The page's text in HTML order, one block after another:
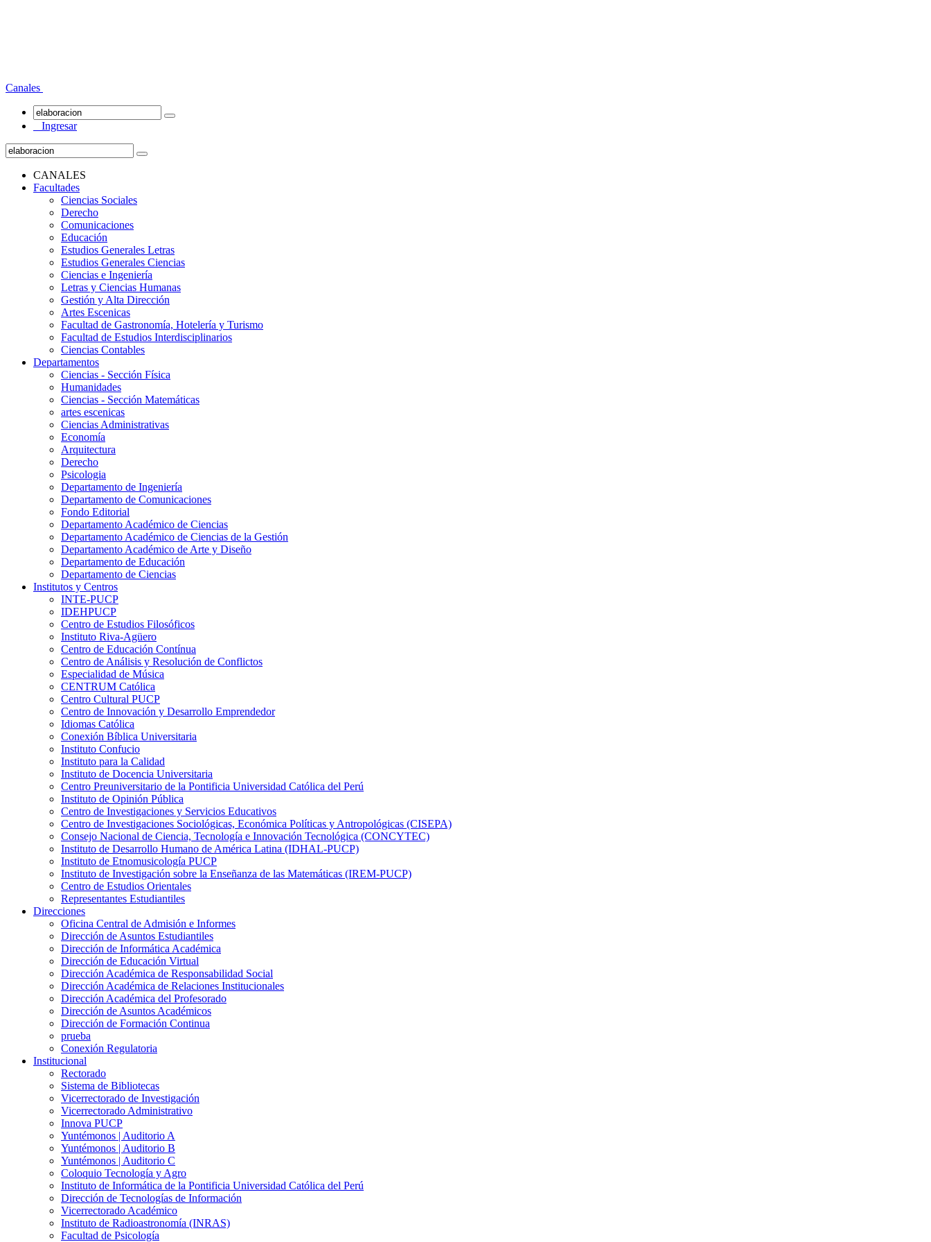
Canales
Ingresar
CANALES
Facultades
Ciencias Sociales
Derecho
Comunicaciones
Educación
Estudios Generales Letras
Estudios Generales Ciencias
Ciencias e Ingeniería
Letras y Ciencias Humanas
Gestión y Alta Dirección
Artes Escenicas
Facultad de Gastronomía, Hotelería y Turismo
Facultad de Estudios Interdisciplinarios
Ciencias Contables
Departamentos
Ciencias - Sección Física
Humanidades
Ciencias - Sección Matemáticas
artes escenicas
Ciencias Administrativas
Economía
Arquitectura
Derecho
Psicologia
Departamento de Ingeniería
Departamento de Comunicaciones
Fondo Editorial
Departamento Académico de Ciencias
Departamento Académico de Ciencias de la Gestión
Departamento Académico de Arte y Diseño
Departamento de Educación
Departamento de Ciencias
Institutos y Centros
INTE-PUCP
IDEHPUCP
Centro de Estudios Filosóficos
Instituto Riva-Agüero
Centro de Educación Contínua
Centro de Análisis y Resolución de Conflictos
Especialidad de Música
CENTRUM Católica
Centro Cultural PUCP
Centro de Innovación y Desarrollo Emprendedor
Idiomas Católica
Conexión Bíblica Universitaria
Instituto Confucio
Instituto para la Calidad
Instituto de Docencia Universitaria
Centro Preuniversitario de la Pontificia Universidad Católica del Perú
Instituto de Opinión Pública
Centro de Investigaciones y Servicios Educativos
Centro de Investigaciones Sociológicas, Económica Políticas y Antropológicas (CISEPA)
Consejo Nacional de Ciencia, Tecnología e Innovación Tecnológica (CONCYTEC)
Instituto de Desarrollo Humano de América Latina (IDHAL-PUCP)
Instituto de Etnomusicología PUCP
Instituto de Investigación sobre la Enseñanza de las Matemáticas (IREM-PUCP)
Centro de Estudios Orientales
Representantes Estudiantiles
Direcciones
Oficina Central de Admisión e Informes
Dirección de Asuntos Estudiantiles
Dirección de Informática Académica
Dirección de Educación Virtual
Dirección Académica de Responsabilidad Social
Dirección Académica de Relaciones Institucionales
Dirección Académica del Profesorado
Dirección de Asuntos Académicos
Dirección de Formación Continua
prueba
Conexión Regulatoria
Institucional
Rectorado
Sistema de Bibliotecas
Vicerrectorado de Investigación
Vicerrectorado Administrativo
Innova PUCP
Yuntémonos | Auditorio A
Yuntémonos | Auditorio B
Yuntémonos | Auditorio C
Coloquio Tecnología y Agro
Instituto de Informática de la Pontificia Universidad Católica del Perú
Dirección de Tecnologías de Información
Vicerrectorado Académico
Instituto de Radioastronomía (INRAS)
Facultad de Psicología